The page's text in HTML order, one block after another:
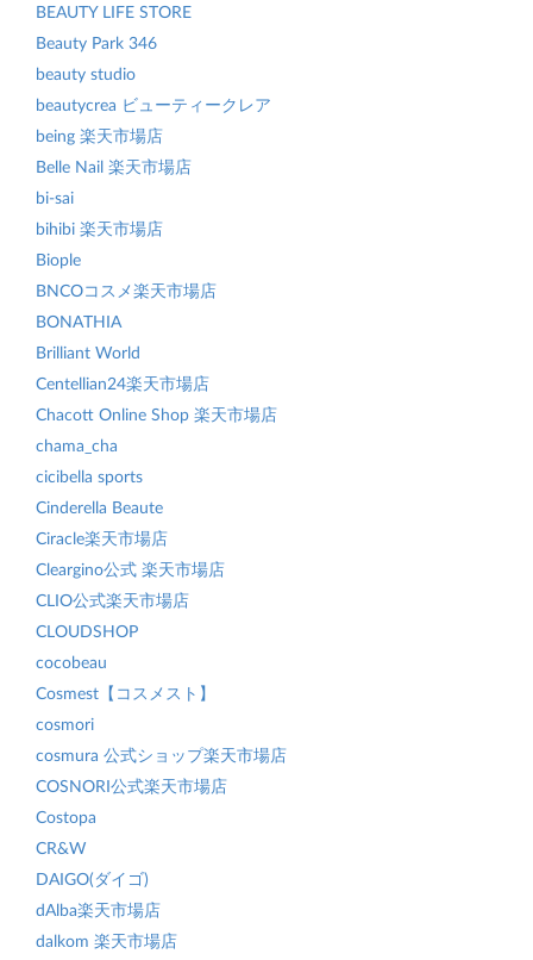
BEAUTY LIFE STORE
Beauty Park 346
beauty studio
beautycrea ビューティークレア
being 楽天市場店
Belle Nail 楽天市場店
bi-sai
bihibi 楽天市場店
Biople
BNCOコスメ楽天市場店
BONATHIA
Brilliant World
Centellian24楽天市場店
Chacott Online Shop 楽天市場店
chama_cha
cicibella sports
Cinderella Beaute
Ciracle楽天市場店
Cleargino公式 楽天市場店
CLIO公式楽天市場店
CLOUDSHOP
cocobeau
Cosmest【コスメスト】
cosmori
cosmura 公式ショップ楽天市場店
COSNORI公式楽天市場店
Costopa
CR&W
DAIGO(ダイゴ)
dAlba楽天市場店
dalkom 楽天市場店